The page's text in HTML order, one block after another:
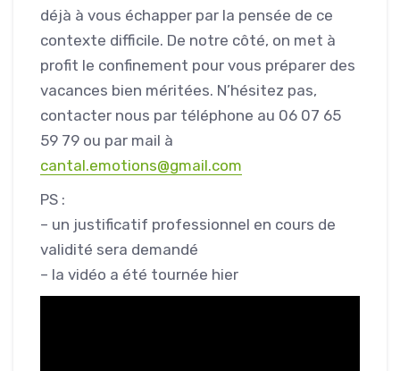
déjà à vous échapper par la pensée de ce
contexte difficile. De notre côté, on met à
profit le confinement pour vous préparer des
vacances bien méritées. N’hésitez pas,
contacter nous par téléphone au 06 07 65
59 79 ou par mail à
cantal.emotions@gmail.com
PS :
– un justificatif professionnel en cours de
validité sera demandé
– la vidéo a été tournée hier